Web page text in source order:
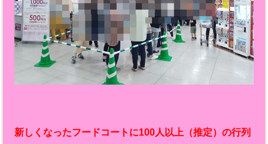
新しくなったフードコートに100人以上（推定）の行列